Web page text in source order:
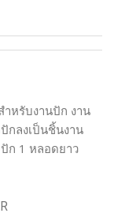
หรับงานปัก งาน
กลงเป็นชิ้นงาน
ก 1 หลอดยาว